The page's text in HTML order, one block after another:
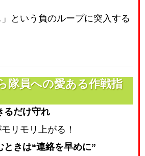
という負のループに突入する
隊員への愛ある作戦指
だけ守れ
リモリ上がる！
きは“連絡を早めに”